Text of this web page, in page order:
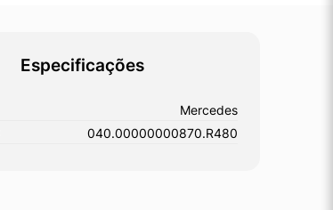
Especificações
Mercedes
040.00000000870.R480